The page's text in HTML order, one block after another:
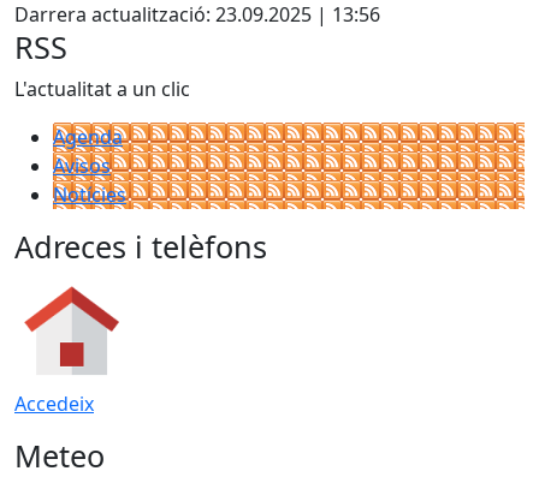
Darrera actualització: 23.09.2025 | 13:56
RSS
L'actualitat a un clic
Agenda
Avisos
Notícies
Adreces i telèfons
Accedeix
Meteo